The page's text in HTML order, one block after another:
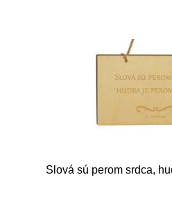
Slová sú perom srdca,